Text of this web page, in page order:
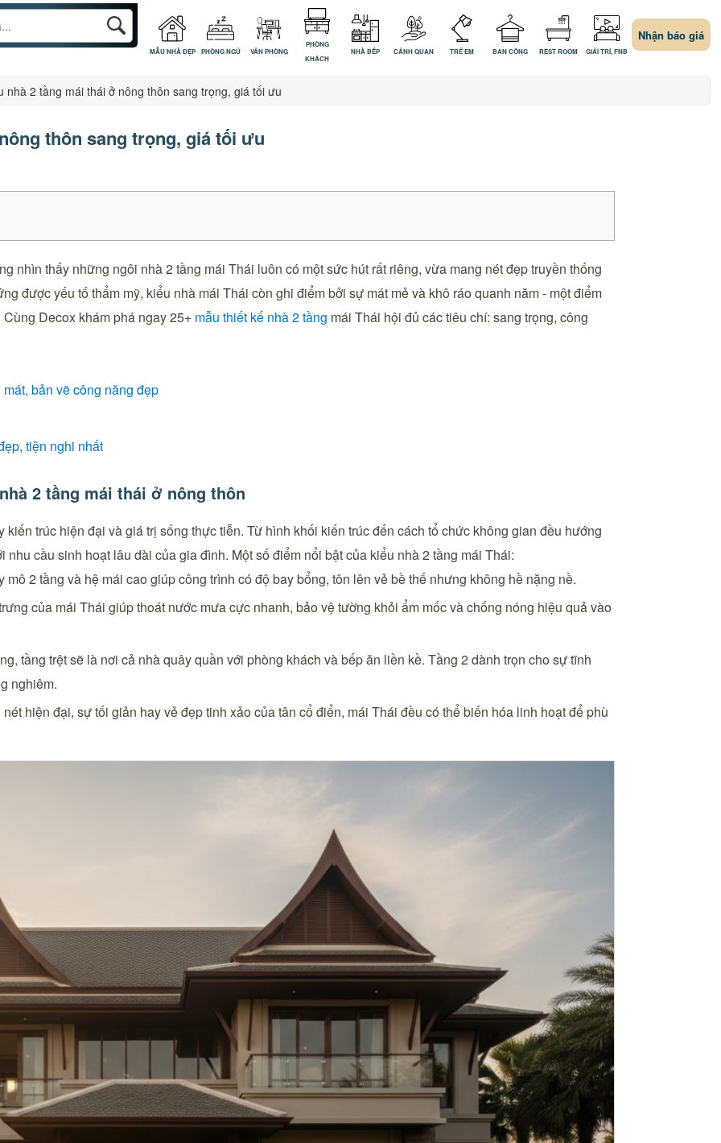
MẪU NHÀ ĐẸP PHÒNG NGỦ VĂN PHÒNG
PHÒNG
KHÁCH
NHÀ BẾP CẢNH QUAN TRẺ EM BAN CÔNG REST ROOM GIẢI TRÍ, FNB
Nhận báo giá
nhà 2 tầng mái thái ở nông thôn sang trọng, giá tối ưu
thôn sang trọng, giá tối ưu
nhìn thấy những ngôi nhà 2 tầng mái Thái luôn có một sức hút rất riêng, vừa mang nét đẹp truyền thống
được yếu tố thẩm mỹ, kiểu nhà mái Thái còn ghi điểm bởi sự mát mẻ và khô ráo quanh năm - một điểm
Decox khám phá ngay 25+ mẫu thiết kế nhà 2 tầng mái Thái hội đủ các tiêu chí: sang trọng, công
bản vẽ công năng đẹp
tiện nghi nhất
2 tầng mái thái ở nông thôn
trúc hiện đại và giá trị sống thực tiễn. Từ hình khối kiến trúc đến cách tổ chức không gian đều hướng
cầu sinh hoạt lâu dài của gia đình. Một số điểm nổi bật của kiểu nhà 2 tầng mái Thái:
2 tầng và hệ mái cao giúp công trình có độ bay bổng, tôn lên vẻ bề thế nhưng không hề nặng nề.
của mái Thái giúp thoát nước mưa cực nhanh, bảo vệ tường khỏi ẩm mốc và chống nóng hiệu quả vào
tầng trệt sẽ là nơi cả nhà quây quần với phòng khách và bếp ăn liền kề. Tầng 2 dành trọn cho sự tĩnh
nghiêm.
hiện đại, sự tối giản hay vẻ đẹp tinh xảo của tân cổ điển, mái Thái đều có thể biến hóa linh hoạt để phù